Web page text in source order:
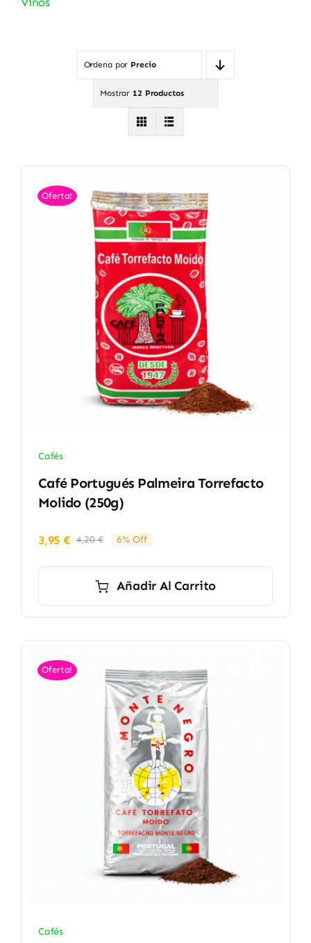
Ordena por Precio
Mostrar 12 Productos
Oferta!
Cafés
Café Portugués Palmeira Torrefacto
Molido (250g)
4,20€El
era:
3,95€
El
es:
6% Off
Añadir Al Carrito
Oferta!
Cafés